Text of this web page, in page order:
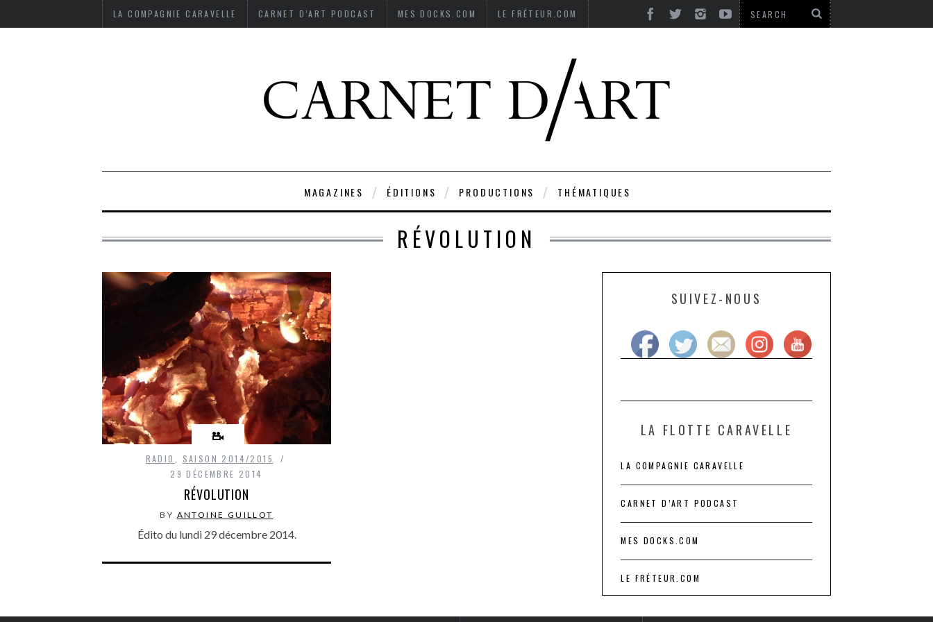
LA COMPAGNIE CARAVELLE CARNET D’ART PODCAST MES DOCKS.COM LE FRÉTEUR.COM
MAGAZINES ÉDITIONS PRODUCTIONS THÉMATIQUES
RÉVOLUTION
RADIO
SAISON 2014/2015
29 DÉCEMBRE 2014
RÉVOLUTION
BY ANTOINE GUILLOT
Édito du lundi 29 décembre 2014.
SUIVEZ-NOUS
LA FLOTTE CARAVELLE
LA COMPAGNIE CARAVELLE
CARNET D’ART PODCAST
MES DOCKS.COM
LE FRÉTEUR.COM